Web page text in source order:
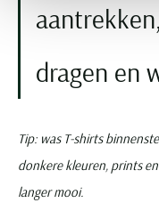
dragen en
Tip: was T-shirts
donkere kleuren, prints
langer mooi.